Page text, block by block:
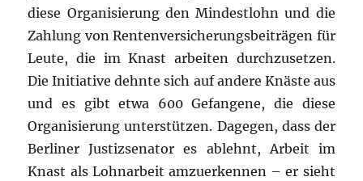
diese Organisierung den Mindestlohn und die
Zahlung von Rentenversicherungsbeiträgen für
Leute, die im Knast arbeiten durchzusetzen.
Die Initiative dehnte sich auf andere Knäste aus
und es gibt etwa 600 Gefangene, die diese
Organisierung unterstützen. Dagegen, dass der
Berliner Justizsenator es ablehnt, Arbeit im
Knast als Lohnarbeit amzuerkennen – er sieht